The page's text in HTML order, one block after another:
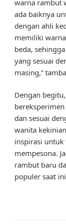
warna rambut
ada baiknya
dengan ahli
memiliki
beda,
yang sesuai
masing,”
Dengan
dan sesuai
wanita
inspirasi
mempesona.
rambut baru
populer saat